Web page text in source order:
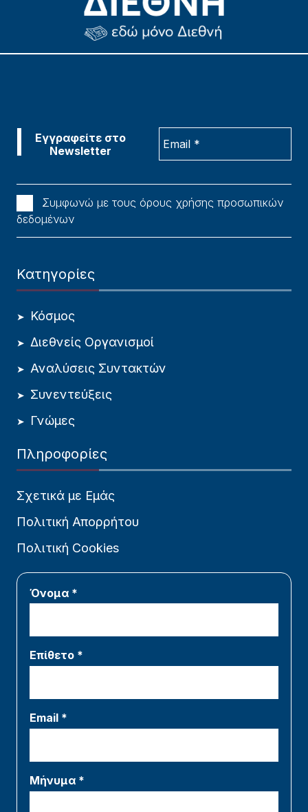
Συμφωνώ με τους όρους χρήσης προσωπικών
δεδομένων
Κατηγορίες
Κόσμος
Διεθνείς Οργανισμοί
Αναλύσεις Συντακτών
Συνεντεύξεις
Γνώμες
Πληροφορίες
Σχετικά με Εμάς
Πολιτική Απορρήτου
Πολιτική Cookies
Όνομα *
Επίθετο *
Email *
Μήνυμα *